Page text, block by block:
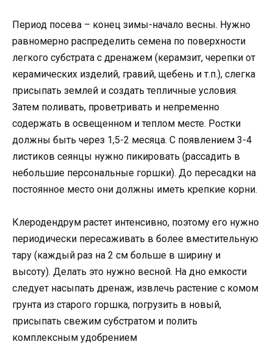
Период посева – конец зимы-начало весны. Нужно
равномерно распределить семена по поверхности
легкого субстрата с дренажем (керамзит, черепки от
керамических изделий, гравий, щебень и т.п.), слегка
присыпать землей и создать тепличные условия.
Затем поливать, проветривать и непременно
содержать в освещенном и теплом месте. Ростки
должны быть через 1,5-2 месяца. С появлением 3-4
листиков сеянцы нужно пикировать (рассадить в
небольшие персональные горшки). До пересадки на
постоянное место они должны иметь крепкие корни.
Клеродендрум растет интенсивно, поэтому его нужно
периодически пересаживать в более вместительную
тару (каждый раз на 2 см больше в ширину и
высоту). Делать это нужно весной. На дно емкости
следует насыпать дренаж, извлечь растение с комом
грунта из старого горшка, погрузить в новый,
присыпать свежим субстратом и полить
комплексным удобрением